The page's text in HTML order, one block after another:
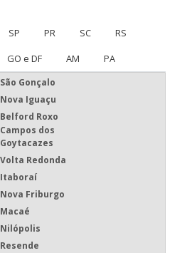
SP PR SC
RS
GO e DF AM PA
São Gonçalo
Nova Iguaçu
Belford Roxo
Campos dos
Goytacazes
Volta Redonda
Itaboraí
Nova Friburgo
Macaé
Nilópolis
Resende